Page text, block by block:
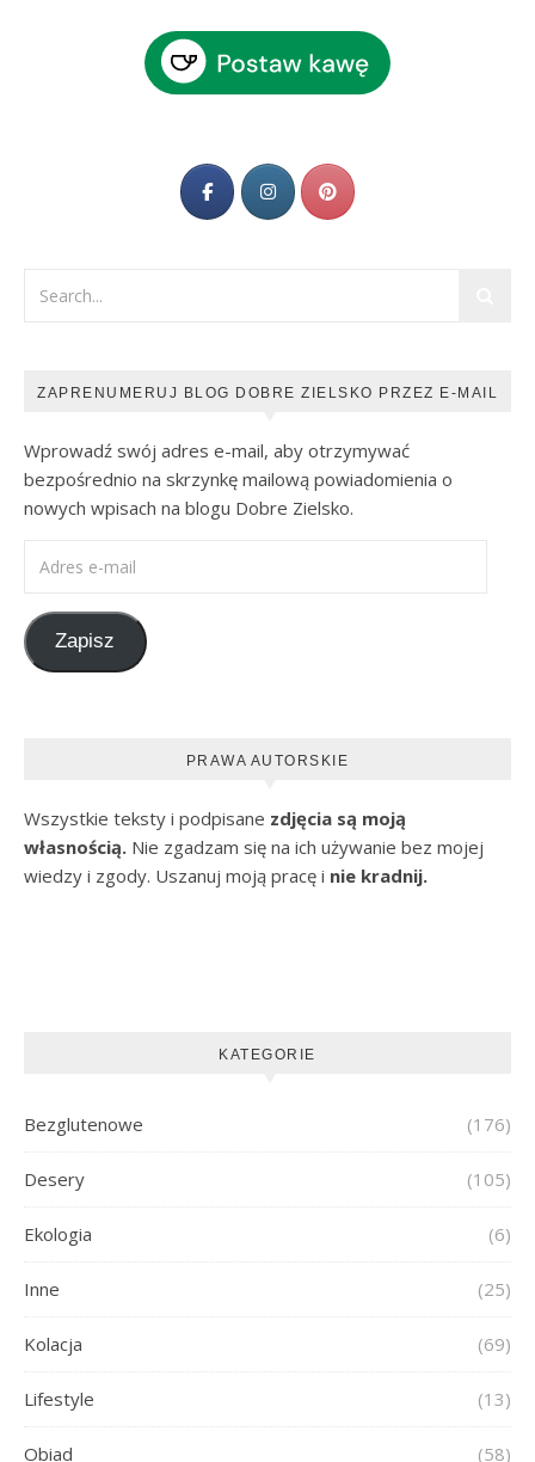
ZAPRENUMERUJ BLOG DOBRE ZIELSKO PRZEZ E-MAIL
Wprowadź swój adres e-mail, aby otrzymywać
bezpośrednio na skrzynkę mailową powiadomienia o
nowych wpisach na blogu Dobre Zielsko.
Zapisz
PRAWA AUTORSKIE
Wszystkie teksty i podpisane zdjęcia są moją
własnością. Nie zgadzam się na ich używanie bez mojej
wiedzy i zgody. Uszanuj moją pracę i nie kradnij.
KATEGORIE
Bezglutenowe (176)
Desery (105)
Ekologia (6)
Inne (25)
Kolacja (69)
Lifestyle (13)
Obiad (58)